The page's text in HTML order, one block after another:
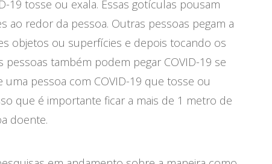
19 tosse ou exala. Essas gotículas pousam
ao redor da pessoa. Outras pessoas pegam a
objetos ou superfícies e depois tocando os
pessoas também podem pegar COVID-19 se
pessoa com COVID-19 que tosse ou
que é importante ficar a mais de 1 metro de
doente.